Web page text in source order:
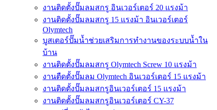
งานติดตั้งปั๊มลมสกรู อินเวอร์เตอร์ 20 แรงม้า
งานติดตั้งปั๊มลมสกรู 15 แรงม้า อินเวอร์เตอร์
Olymtech
บูสเตอร์ปั๊มน้ำช่วยเสริมการทำงานของระบบน้ำใน
บ้าน
งานติดตั้งปั๊มลมสกรู Olymtech Screw 10 แรงม้า
งานตืดตั้งปั๊มลม Olymtech อินเวอร์เตอร์ 15 แรงม้า
งานติดตั้งปั๊มลมสกรูอินเวอร์เตอร์ 15 แรงม้า
งานติดตั้งปั๊มลมสกรูอินเวอร์เตอร์ CY-37